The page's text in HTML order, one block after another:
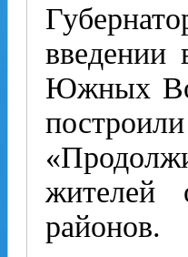
введении
Южных
жителей
районов.